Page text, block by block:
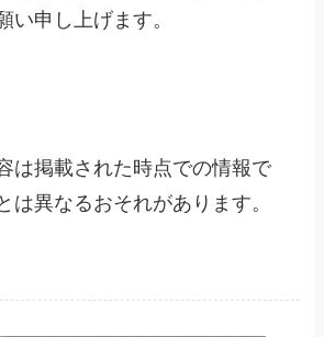
い申し上げます。
は掲載された時点での情報で
は異なるおそれがあります。